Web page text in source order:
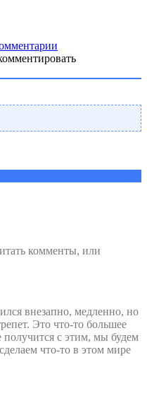
комменты, или
внезапно, медленно, но
Это что-то большее
получится с этим, мы будем
что-то в этом мире